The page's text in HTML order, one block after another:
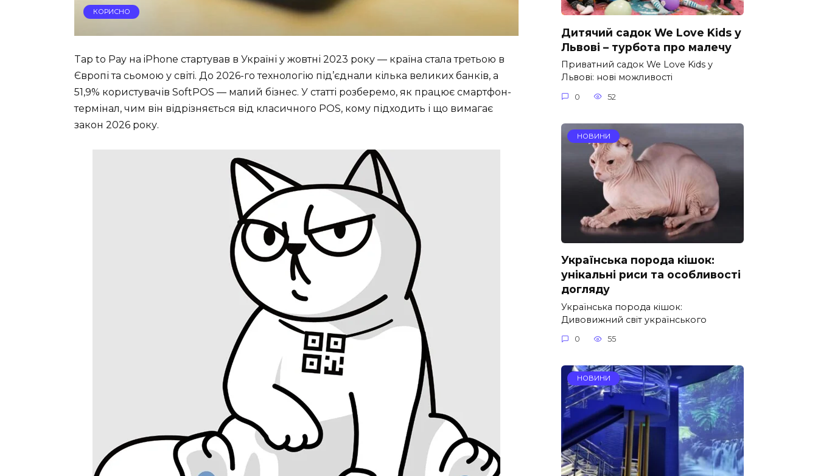
КОРИСНО
Tap to Pay на iPhone стартував в Україні у жовтні 2023 року — країна стала третьою в
Європі та сьомою у світі. До 2026-го технологію під’єднали кілька великих банків, а
51,9% користувачів SoftPOS — малий бізнес. У статті розберемо, як працює смартфон-
термінал, чим він відрізняється від класичного POS, кому підходить і що вимагає
закон 2026 року.
Дитячий садок We Love Kids у
Львові – турбота про малечу
Приватний садок We Love Kids у
Львові: нові можливості
0 52
НОВИНИ
Українська порода кішок:
унікальні риси та особливості
догляду
Українська порода кішок:
Дивовижний світ українського
0 55
НОВИНИ